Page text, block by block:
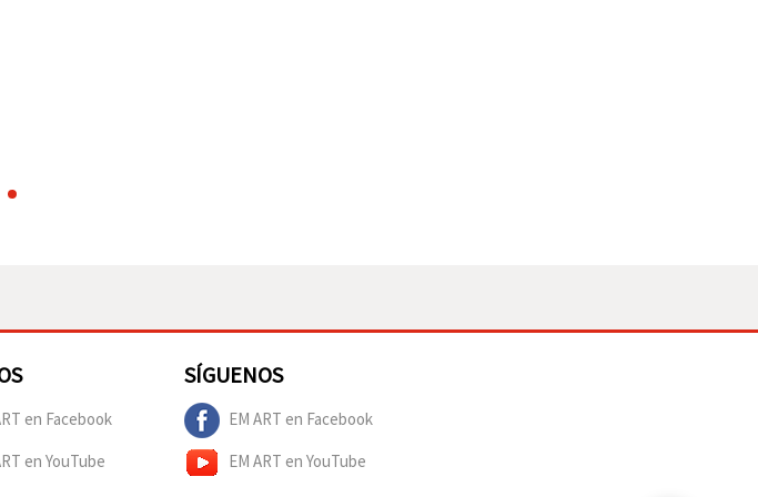
en Facebook
en YouTube
SÍGUENOS
EM ART en Facebook
EM ART en YouTube